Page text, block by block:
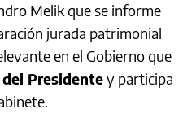
Melik que se informe
jurada patrimonial
en el Gobierno que
Presidentey participa